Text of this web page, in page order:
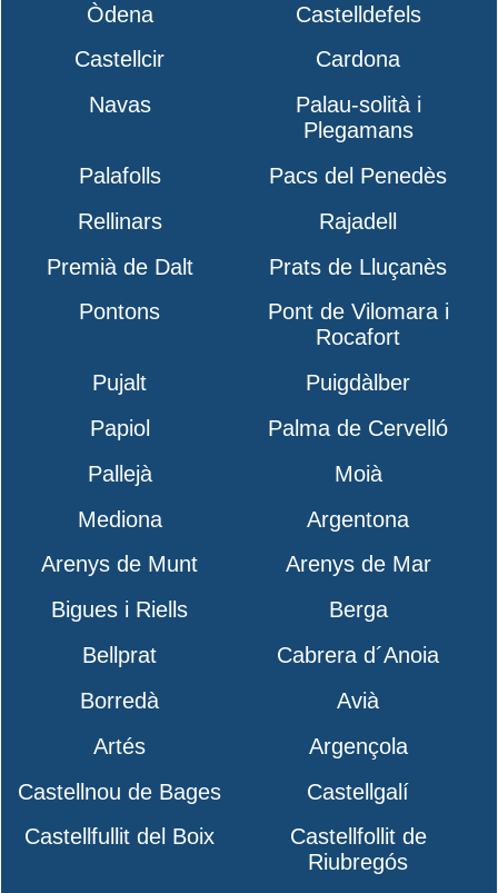
Òdena
Castelldefels
Castellcir
Cardona
Navas
Palau-solità i
Plegamans
Palafolls
Pacs del Penedès
Rellinars
Rajadell
Premià de Dalt
Prats de Lluçanès
Pontons
Pont de Vilomara i
Rocafort
Pujalt
Puigdàlber
Papiol
Palma de Cervelló
Pallejà
Moià
Mediona
Argentona
Arenys de Munt
Arenys de Mar
Bigues i Riells
Berga
Bellprat
Cabrera d´Anoia
Borredà
Avià
Artés
Argençola
Castellnou de Bages
Castellgalí
Castellfullit del Boix
Castellfollit de
Riubregós